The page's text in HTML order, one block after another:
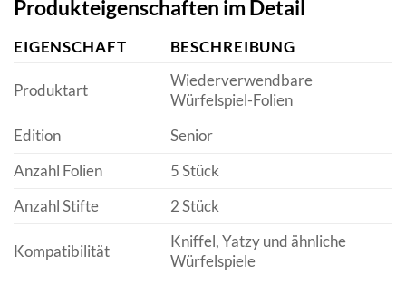
Produkteigenschaften im Detail
EIGENSCHAFT BESCHREIBUNG
Produktart
Wiederverwendbare
Würfelspiel-Folien
Edition
Senior
Anzahl Folien
5 Stück
Anzahl Stifte
2 Stück
Kompatibilität
Kniffel, Yatzy und ähnliche
Würfelspiele